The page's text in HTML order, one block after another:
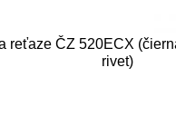
reťaze ČZ 520ECX
rivet)